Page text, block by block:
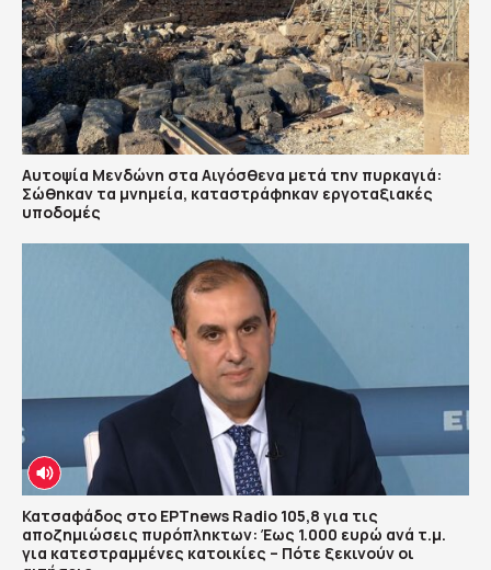
Αυτοψία Μενδώνη στα Αιγόσθενα μετά την πυρκαγιά:
Σώθηκαν τα μνημεία, καταστράφηκαν εργοταξιακές
υποδομές
Κατσαφάδος στο ΕΡΤnews Radio 105,8 για τις
αποζημιώσεις πυρόπληκτων: Έως 1.000 ευρώ ανά τ.μ.
για κατεστραμμένες κατοικίες – Πότε ξεκινούν οι